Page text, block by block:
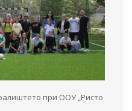
при ООУ „Ристо